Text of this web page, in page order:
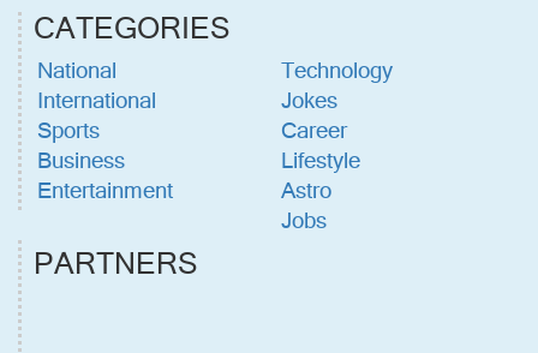
CATEGORIES
National
International
Sports
Business
Entertainment
Technology
Jokes
Career
Lifestyle
Astro
Jobs
PARTNERS